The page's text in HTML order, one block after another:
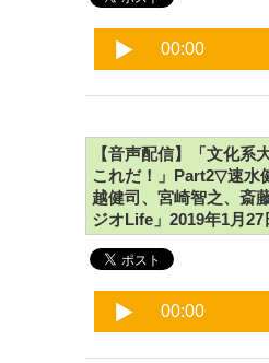
【音声配信】「文化系
これだ！」Part2▽速水
越健司、宮崎智之、斎
ジオLife」2019年1月27